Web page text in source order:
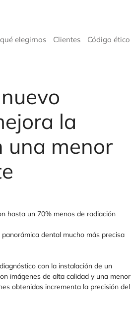
elegirnos Clientes Código ético
la
una menor
hasta un 70% menos de radiación
dental mucho más precisa
con la instalación de un
imágenes de alta calidad y una menor
obtenidas incrementa la precisión del